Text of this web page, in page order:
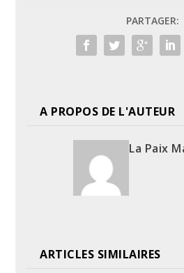
PARTAGER:
A PROPOS DE L'AUTEUR
La Paix
ARTICLES SIMILAIRES